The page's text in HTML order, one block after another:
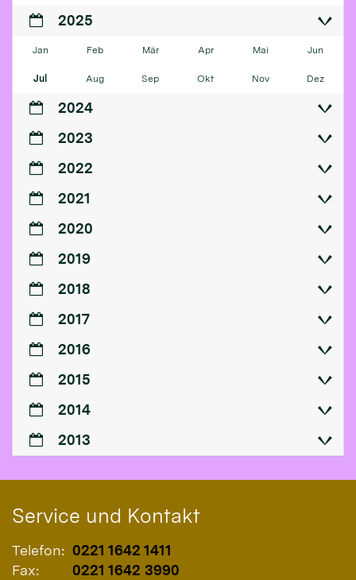
2025
Jan Feb Mär Apr Mai Jun
Jul Aug Sep Okt Nov Dez
2024
2023
2022
2021
2020
2019
2018
2017
2016
2015
2014
2013
Service und Kontakt
Telefon: 0221 1642 1411
Fax:
0221 1642 3990